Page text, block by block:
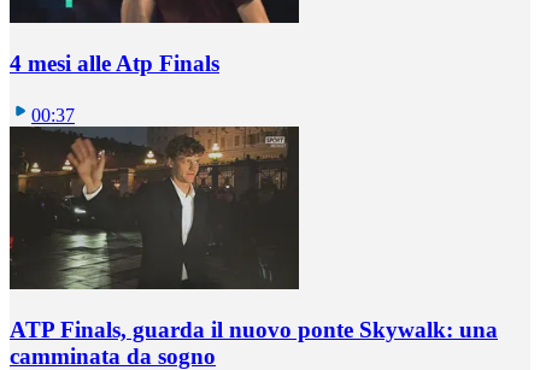
4 mesi alle Atp Finals
00:37
ATP Finals, guarda il nuovo ponte Skywalk: una
camminata da sogno